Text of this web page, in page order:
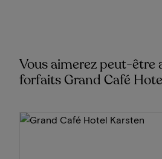
Vous aimerez peut-être
forfaits Grand Café